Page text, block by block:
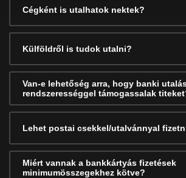
Cégként is utalhatok nektek?
Külföldről is tudok utalni?
Van-e lehetőség arra, hogy banki
rendszerességgel támogassalak
Lehet postai csekkel/utalvánnyal
Miért vannak a bankkártyás fizetések
minimumösszegekhez kötve?